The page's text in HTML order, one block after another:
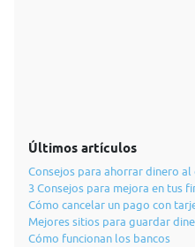
Últimos artículos
Consejos para ahorrar dinero al
3 Consejos para mejora en tus
Cómo cancelar un pago con
Mejores sitios para guardar
Cómo funcionan los bancos